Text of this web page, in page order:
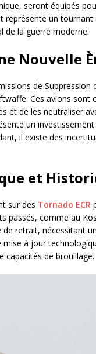
seront équipés
représente un
de la guerre moderne.
Nouvelle
de Suppression
Ces avions sont
et de les neutraliser
un
il existe des
et
sur des Tornado ECR
passés, comme au
de retrait, nécessitant
à jour
capacités de brouillage.